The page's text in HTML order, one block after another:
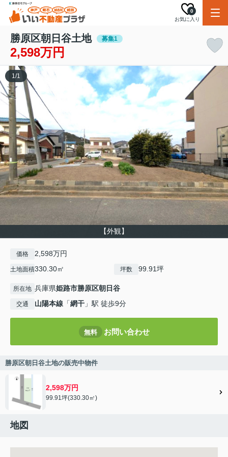
お気に入り
0
勝原区朝日谷土地 募集1
2,598万円
【外観】
1/1
価格 2,598万円
土地面積330.30㎡ 坪数 99.91坪
所在地 兵庫県姫路市勝原区朝日谷
交通 山陽本線 「網干 」駅 徒歩9分
無料 お問い合わせ
勝原区朝日谷土地の販売中物件
2,598万円
99.91坪(330.30㎡)
地図